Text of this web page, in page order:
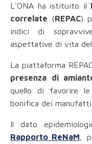
L'ONA ha istituito il
correlate (REPAC)
indici di
aspettative di vita
La piattaforma
presenza di
quello di favorire le
bonifica dei
Il dato
Rapporto ReNaM ,